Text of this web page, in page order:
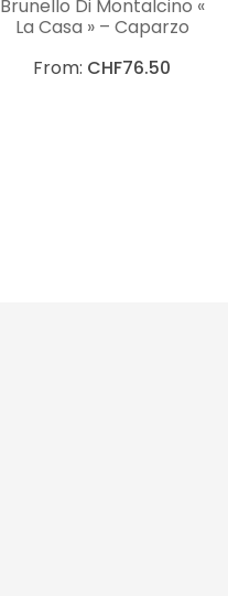
Brunello Di Montalcino «
La Casa » – Caparzo
From: CHF76.50